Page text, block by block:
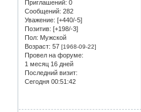
Приглашений: 0
Сообщений: 282
Уважение: [+440/-5]
Позитив: [+198/-3]
Пол: Мужской
Возраст: 57 [1968-09-22]
Провел на форуме:
1 месяц 16 дней
Последний визит:
Сегодня 00:51:42